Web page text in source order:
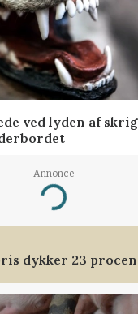
ved lyden af
Annonce
Loading...
dykker 23